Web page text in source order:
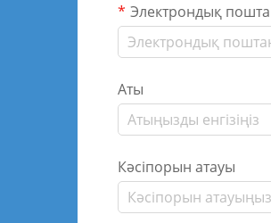
Электрондық пошта
Аты
Кәсіпорын атауы